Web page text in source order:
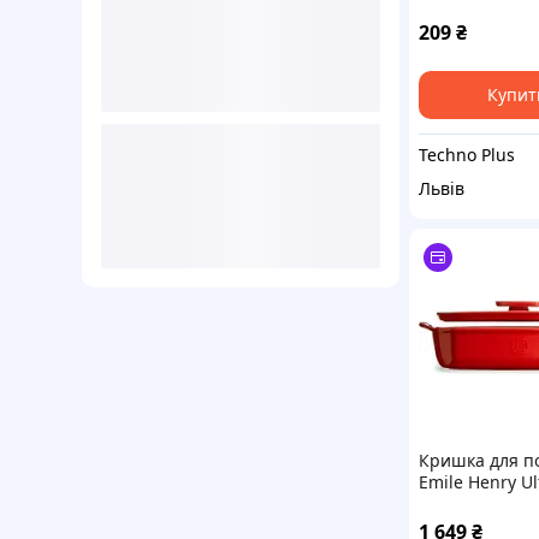
209₴
Techno Plus
Львів
Кришка для
Emile Henry
1 649₴